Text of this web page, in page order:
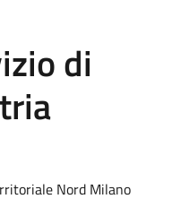
di
Nord Milano